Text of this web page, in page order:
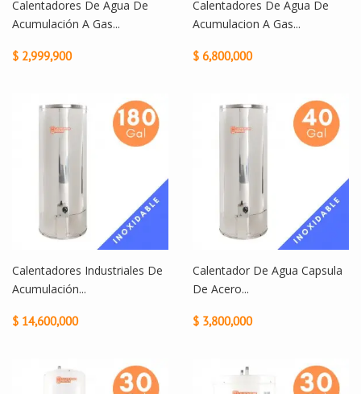
Calentadores De Agua De
Acumulación A Gas...
$ 2,999,900
Calentadores De Agua De
Acumulacion A Gas...
$ 6,800,000
Calentadores Industriales De
Acumulación...
$ 14,600,000
Calentador De Agua Capsula
De Acero...
$ 3,800,000